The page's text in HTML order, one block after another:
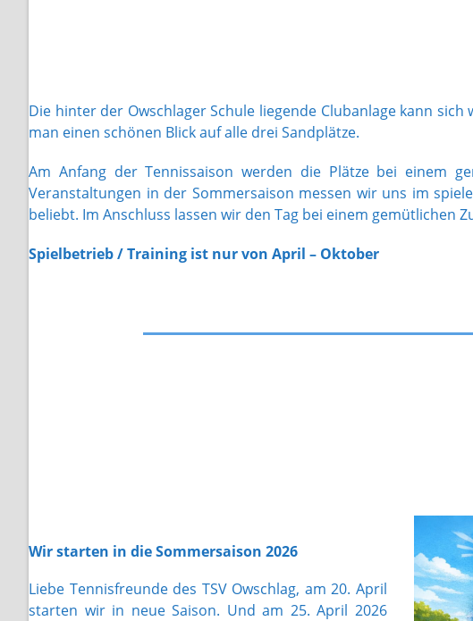
Die hinter der Owschlager Schule liegende Clubanlage kann
man einen schönen Blick auf alle drei Sandplätze.
Am Anfang der Tennissaison werden die Plätze bei einem
Veranstaltungen in der Sommersaison messen wir uns im
beliebt. Im Anschluss lassen wir den Tag bei einem gemütlichen
Spielbetrieb / Training ist nur von April – Oktober
Wir starten in die Sommersaison 2026
Liebe Tennisfreunde des TSV Owschlag, am 20. April
starten wir in neue Saison. Und am 25. April 2026